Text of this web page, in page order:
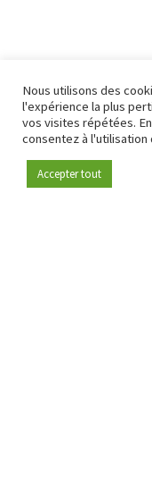
Devenez membre
Nous utilisons des
l'expérience la plus
vos visites répétées.
consentez à l'utilisation
Accepter tout